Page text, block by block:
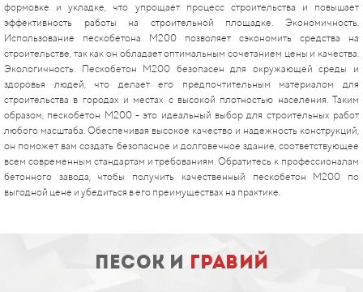
формовке и укладке, что упрощает процесс строительства и повышает
эффективность работы на строительной площадке. Экономичность.
Использование пескобетона М200 позволяет сэкономить средства на
строительстве, так как он обладает оптимальным сочетанием цены и качества.
Экологичность. Пескобетон М200 безопасен для окружающей среды и
здоровья людей, что делает его предпочтительным материалом для
строительства в городах и местах с высокой плотностью населения. Таким
образом, пескобетон М200 - это идеальный выбор для строительных работ
любого масштаба. Обеспечивая высокое качество и надежность конструкций,
он поможет вам создать безопасное и долговечное здание, соответствующее
всем современным стандартам и требованиям. Обратитесь к профессионалам
бетонного завода, чтобы получить качественный пескобетон М200 по
выгодной цене и убедиться в его преимуществах на практике.
песок и гравий